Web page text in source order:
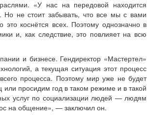
«У нас на передовой находится
Но не стоит забывать, что все мы с вами
коснётся всех. Поэтому однозначно в
и, как следствие, это повлияет на всю
и бизнесе. Гендиректор «Мастертел»
а текущая ситуация этот процесс
процесса. Поэтому мир уже не будет
просидим год в таком режиме и в такой
услуг по социализации людей — людям
на общение», — заключил он.